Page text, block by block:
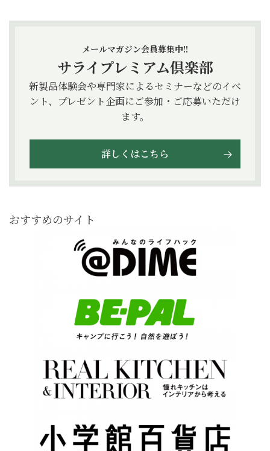
メールマガジン会員募集中!!
サライプレミアム倶楽部
新製品体験会や専門家によるセミナーなどのイベ
ント、プレゼント企画にご参加・ご応募いただけ
ます。
詳しくはこちら
おすすめのサイト